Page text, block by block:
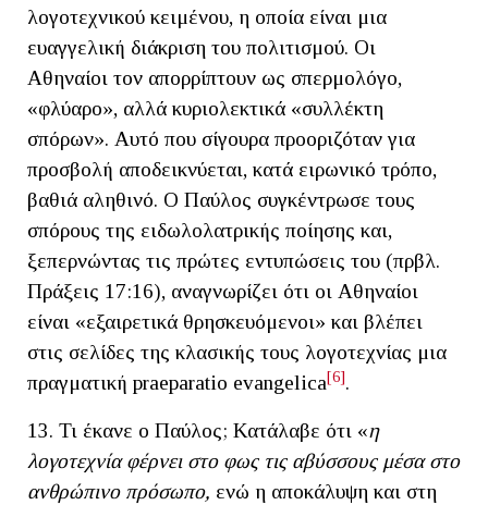
λογοτεχνικού κειμένου, η οποία είναι μια
ευαγγελική διάκριση του πολιτισμού. Οι
Αθηναίοι τον απορρίπτουν ως σπερμολόγο,
«φλύαρο», αλλά κυριολεκτικά «συλλέκτη
σπόρων». Αυτό που σίγουρα προοριζόταν για
προσβολή αποδεικνύεται, κατά ειρωνικό τρόπο,
βαθιά αληθινό. Ο Παύλος συγκέντρωσε τους
σπόρους της ειδωλολατρικής ποίησης και,
ξεπερνώντας τις πρώτες εντυπώσεις του (πρβλ.
Πράξεις 17:16), αναγνωρίζει ότι οι Αθηναίοι
είναι «εξαιρετικά θρησκευόμενοι» και βλέπει
στις σελίδες της κλασικής τους λογοτεχνίας μια
πραγματική praeparatio evangelica[6].
13. Τι έκανε ο Παύλος; Κατάλαβε ότι «η
λογοτεχνία φέρνει στο φως τις αβύσσους μέσα στο
ανθρώπινο πρόσωπο, ενώ η αποκάλυψη και στη